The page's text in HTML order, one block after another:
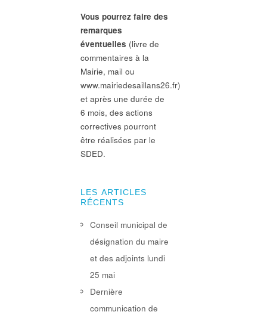
Vous pourrez faire des
remarques
éventuelles (livre de
commentaires à la
Mairie, mail ou
www.mairiedesaillans26.fr)
et après une durée de
6 mois, des actions
correctives pourront
être réalisées par le
SDED.
LES ARTICLES
RÉCENTS
Conseil municipal de
désignation du maire
et des adjoints lundi
25 mai
Dernière
communication de